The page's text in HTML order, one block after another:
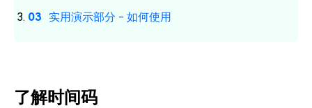
实用演示部分 - 如何使用
了解时间码